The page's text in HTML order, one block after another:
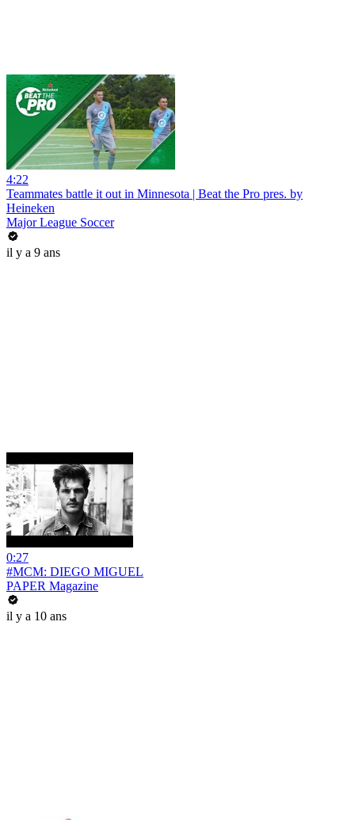
4:22
Teammates battle it out in Minnesota | Beat the Pro pres. by
Heineken
Major League Soccer
il y a 9 ans
0:27
#MCM: DIEGO MIGUEL
PAPER Magazine
il y a 10 ans